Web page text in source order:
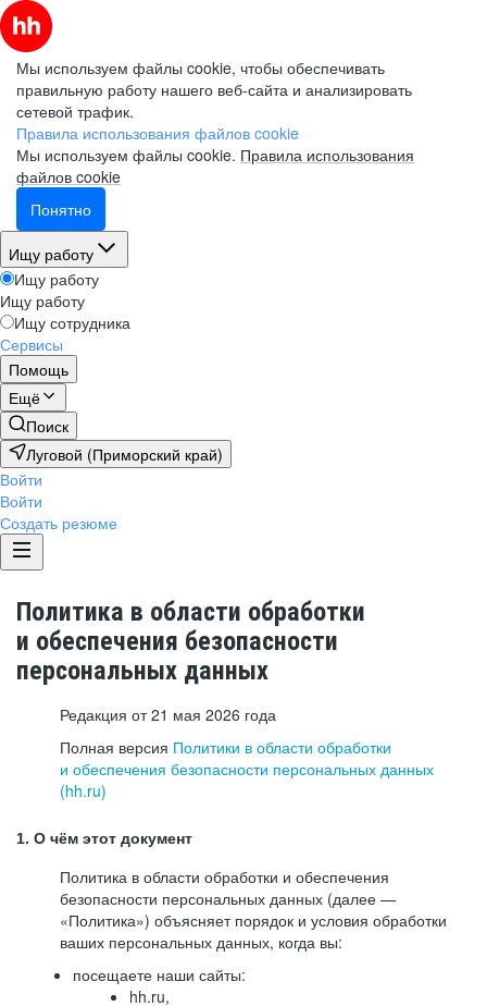
Мы используем файлы cookie, чтобы обеспечивать
правильную работу нашего веб-сайта и анализировать
сетевой трафик.
Правила использования файлов cookie
Мы используем файлы cookie. Правила использования
файлов cookie
Понятно
Ищу работу
Ищу работу
Ищу работу
Ищу сотрудника
Сервисы
Помощь
Ещё
Поиск
Луговой (Приморский край)
Войти
Войти
Создать резюме
Политика в области обработки
и обеспечения безопасности
персональных данных
Редакция от 21 мая 2026 года
Полная версия Политики в области обработки
и обеспечения безопасности персональных данных
(hh.ru)
1. О чём этот документ
Политика в области обработки и обеспечения
безопасности персональных данных (далее —
«Политика») объясняет порядок и условия обработки
ваших персональных данных, когда вы:
посещаете наши сайты:
hh.ru,